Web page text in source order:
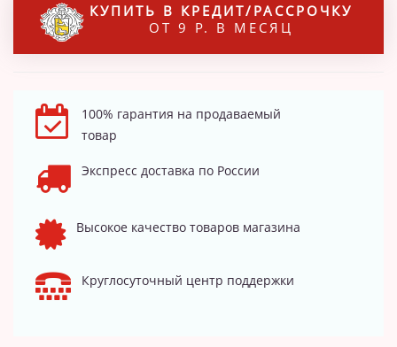
КУПИТЬ В КРЕДИТ/РАССРОЧКУ
ОТ 9 Р. В МЕСЯЦ
100% гарантия на продаваемый
товар
Экспресс доставка по России
Высокое качество товаров магазина
Круглосуточный центр поддержки